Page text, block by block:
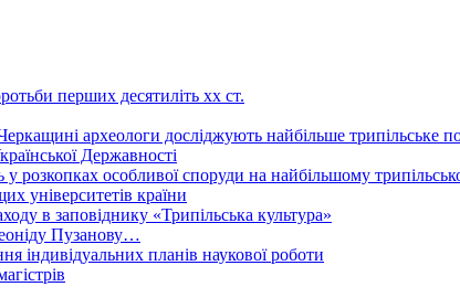
перших десятиліть хх ст.
археологи досліджують найбільше трипільське
Державності
розкопках особливої споруди на найбільшому
університетів країни
в заповіднику «Трипільська культура»
Пузанову…
індивідуальних планів наукової роботи